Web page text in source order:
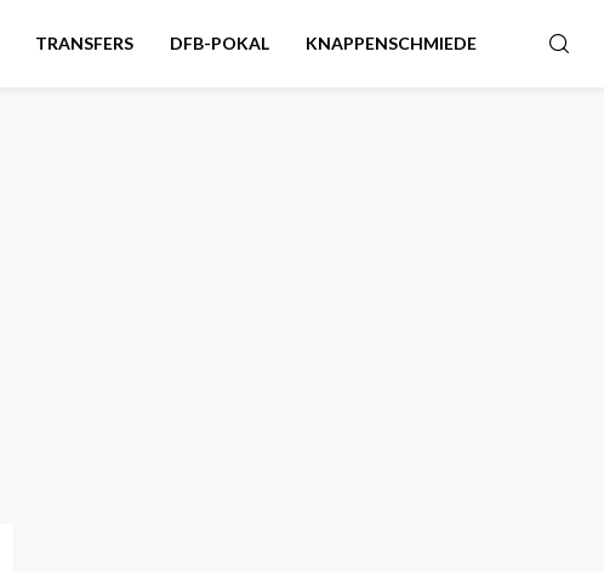
TRANSFERS DFB-POKAL KNAPPENSCHMIEDE